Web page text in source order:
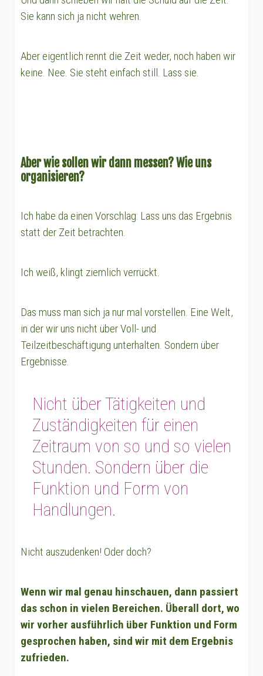
Sie kann sich ja nicht wehren.
Aber eigentlich rennt die Zeit weder, noch haben wir
keine. Nee. Sie steht einfach still. Lass sie.
Aber wie sollen wir dann messen? Wie uns
organisieren?
Ich habe da einen Vorschlag: Lass uns das Ergebnis
statt der Zeit betrachten.
Ich weiß, klingt ziemlich verrückt.
Das muss man sich ja nur mal vorstellen. Eine Welt,
in der wir uns nicht über Voll- und
Teilzeitbeschäftigung unterhalten. Sondern über
Ergebnisse.
Nicht über Tätigkeiten und
Zuständigkeiten für einen
Zeitraum von so und so vielen
Stunden. Sondern über die
Funktion und Form von
Handlungen.
Nicht auszudenken! Oder doch?
Wenn wir mal genau hinschauen, dann passiert
das schon in vielen Bereichen. Überall dort, wo
wir vorher ausführlich über Funktion und Form
gesprochen haben, sind wir mit dem Ergebnis
zufrieden.